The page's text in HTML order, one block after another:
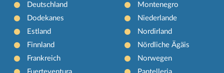
Deutschland
Dodekanes
Estland
Finnland
Frankreich
Montenegro
Niederlande
Nordirland
Nördliche Ägäis
Norwegen